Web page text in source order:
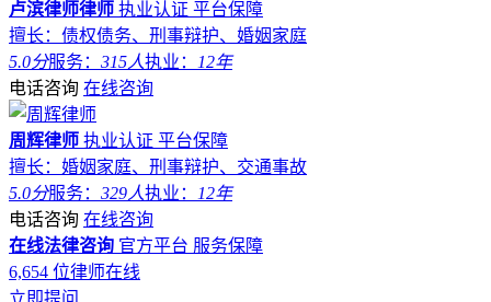
卢滨律师律师 执业认证 平台保障
擅长：债权债务、刑事辩护、婚姻家庭
5.0分服务： 315人执业：
12年
电话咨询 在线咨询
周辉律师 执业认证 平台保障
擅长：婚姻家庭、刑事辩护、交通事故
5.0分服务： 329人执业：
12年
电话咨询 在线咨询
在线法律咨询 官方平台 服务保障
6,654 位律师在线
立即提问